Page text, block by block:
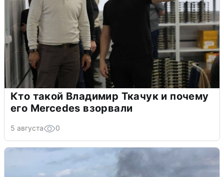
Кто такой Владимир Ткачук и почему
его Mercedes взорвали
5 августа 0